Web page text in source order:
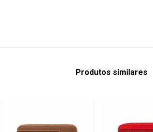
Produtos similares